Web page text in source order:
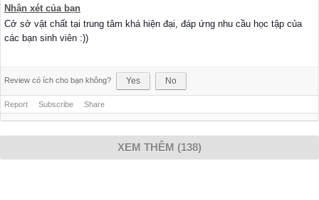
Nhận xét của bạn
Cở sở vật chất tại trung tâm khá hiện đại, đáp ứng nhu cầu học tập của
các bạn sinh viên :))
Review có ích cho bạn không? Yes No
Report Subscribe Share
XEM THÊM (138)